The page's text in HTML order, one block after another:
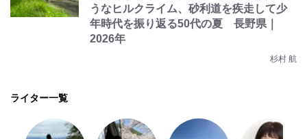
うなヒルクライム、砂利道を疾走して少
年時代を振り返る50代の夏 長野県｜
2026年
杉村 航
ライター一覧